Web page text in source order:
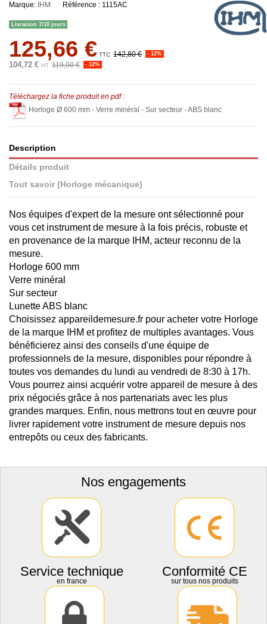
Marque: IHM Référence : 1115AC
Livraison 7/10 jours
125,66 € TTC 142,80 € - 12%
104,72 € HT 119,00 € - 12%
Téléchargez la fiche produit en pdf :
Horloge Ø 600 mm - Verre minéral - Sur secteur - ABS blanc
Description
Détails produit
Tout savoir (Horloge mécanique)
Nos équipes d'expert de la mesure ont sélectionné pour
vous cet instrument de mesure à la fois précis, robuste et
en provenance de la marque IHM, acteur reconnu de la
mesure.
Horloge 600 mm
Verre minéral
Sur secteur
Lunette ABS blanc
Choisissez appareildemesure.fr pour acheter votre Horloge
de la marque IHM et profitez de multiples avantages. Vous
bénéficierez ainsi des conseils d'une équipe de
professionnels de la mesure, disponibles pour répondre à
toutes vos demandes du lundi au vendredi de 8:30 à 17h.
Vous pourrez ainsi acquérir votre appareil de mesure à des
prix négociés grâce à nos partenariats avec les plus
grandes marques. Enfin, nous mettrons tout en œuvre pour
livrer rapidement votre instrument de mesure depuis nos
entrepôts ou ceux des fabricants.
Nos engagements
Service technique
en france
Conformité CE
sur tous nos produits